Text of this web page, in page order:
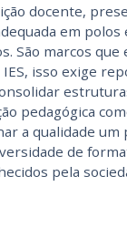
docente,
em polos
São marcos
IES, isso exige
pedagógica
a qualidade
de
pela